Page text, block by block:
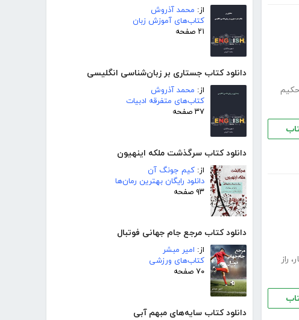
از: محمد آذروش
کتاب‌های آموزش زبان
۲۱ صفحه
دانلود کتاب جستاری بر زبان‌شناسی انگلیسی
از: محمد آذروش
کتاب‌های متفرقه ادبیات
۳۷ صفحه
دانلود کتاب سرگذشت ملکه اینهیون
از: کیم جونگ آن
دانلود رایگان بهترین رمان‌ها
۹۳ صفحه
دانلود کتاب مرجع جام جهانی فوتبال
از: امیر مبشر
کتاب‌های ورزشی
۷۰ صفحه
دانلود کتاب سایه‌های مبهم آبی
، راز